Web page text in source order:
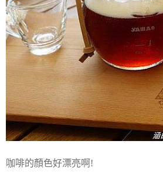
咖啡的顏色好漂亮啊!